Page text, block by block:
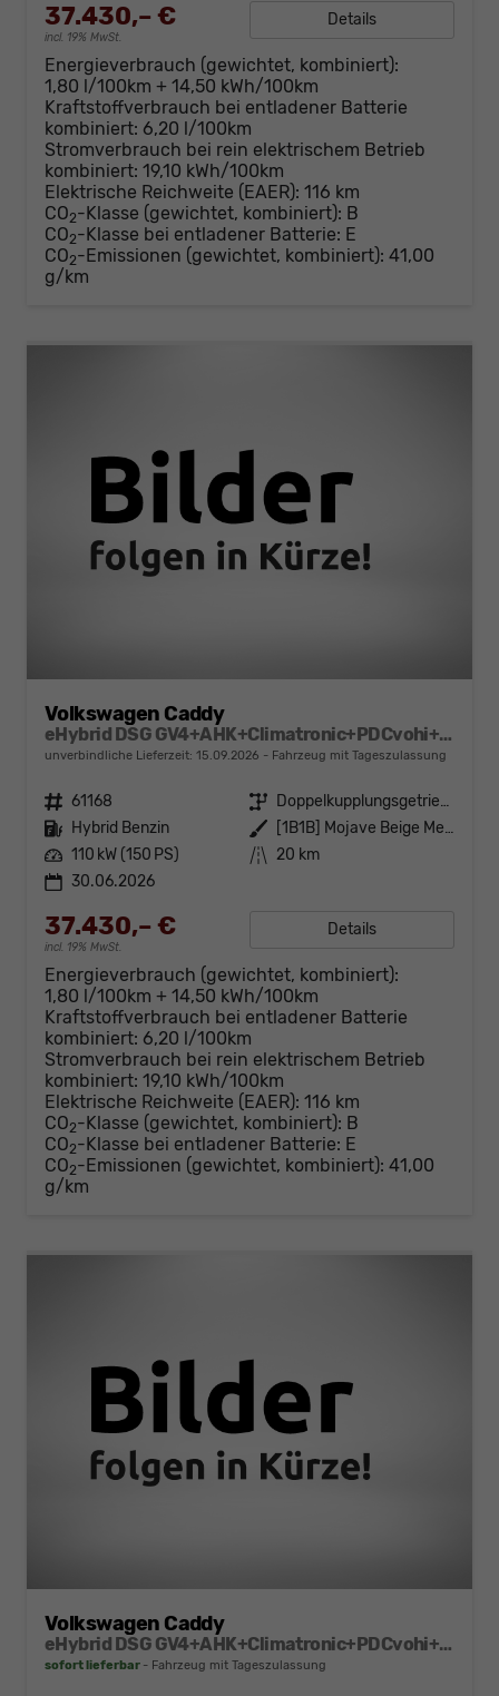
37.430,– €
incl. 19% MwSt.
Details
Energieverbrauch (gewichtet, kombiniert):
1,80 l/100km + 14,50 kWh/100km
Kraftstoffverbrauch bei entladener Batterie
kombiniert: 6,20 l/100km
Stromverbrauch bei rein elektrischem Betrieb
kombiniert: 19,10 kWh/100km
Elektrische Reichweite (EAER): 116 km
CO2-Klasse (gewichtet, kombiniert): B
CO2-Klasse bei entladener Batterie: E
CO2-Emissionen (gewichtet, kombiniert): 41,00
g/km
Volkswagen Caddy
eHybrid DSG GV4+AHK+Climatronic+PDCvohi+Cam+Regensens.+AppConnect
unverbindliche Lieferzeit: 15.09.2026 Fahrzeug mit Tageszulassung
Fahrzeugnr. 61168 Getriebe
Doppelkupplungsgetriebe (DSG)
Kraftstoff Hybrid Benzin Außenfarbe
[1B1B] Mojave Beige Metallic
Leistung 110 kW (150 PS) Kilometerstand 20 km
30.06.2026
37.430,– €
incl. 19% MwSt.
Details
Energieverbrauch (gewichtet, kombiniert):
1,80 l/100km + 14,50 kWh/100km
Kraftstoffverbrauch bei entladener Batterie
kombiniert: 6,20 l/100km
Stromverbrauch bei rein elektrischem Betrieb
kombiniert: 19,10 kWh/100km
Elektrische Reichweite (EAER): 116 km
CO2-Klasse (gewichtet, kombiniert): B
CO2-Klasse bei entladener Batterie: E
CO2-Emissionen (gewichtet, kombiniert): 41,00
g/km
Volkswagen Caddy
eHybrid DSG GV4+AHK+Climatronic+PDCvohi+Cam+Regensens.+AppConnect
sofort lieferbar Fahrzeug mit Tageszulassung